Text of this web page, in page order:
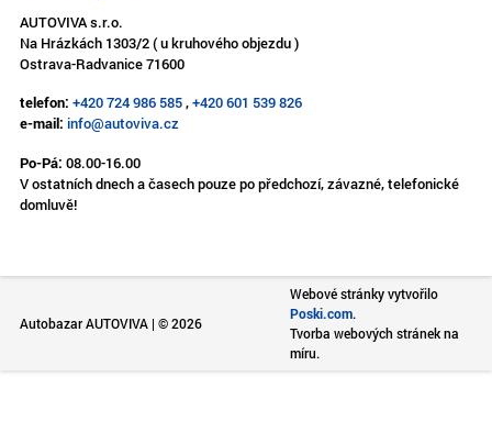
AUTOVIVA s.r.o.
Na Hrázkách 1303/2 ( u kruhového objezdu )
Ostrava-Radvanice 71600
telefon: +420 724 986 585,+420 601 539 826
e-mail: info@autoviva.cz
Po-Pá: 08.00-16.00
V ostatních dnech a časech pouze po předchozí, závazné, telefonické
domluvě!
Autobazar AUTOVIVA | © 2026
Webové stránky vytvořilo
Poski.com.
Tvorba webových stránek na
míru.